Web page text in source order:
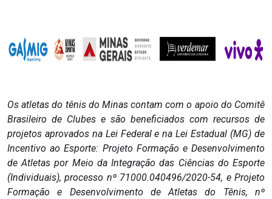
Os atletas do tênis do Minas contam com o apoio do Comitê
Brasileiro de Clubes e são beneficiados com recursos de
projetos aprovados na Lei Federal e na Lei Estadual (MG) de
Incentivo ao Esporte: Projeto Formação e Desenvolvimento
de Atletas por Meio da Integração das Ciências do Esporte
(Individuais), processo nº 71000.040496/2020-54, e Projeto
Formação e Desenvolvimento de Atletas do Tênis, nº